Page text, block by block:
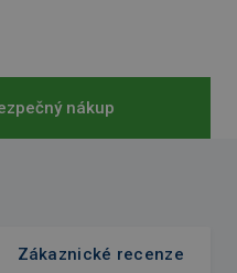
nákup
Zákaznické recenze